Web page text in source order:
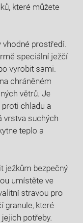
které můžete
prostředí.
speciální ježčí
vyrobit sami.
chráněném
větrů. Je
chladu a
vrstva suchých
teplo a
ježkům bezpečný
umístěte ve
stravou pro
granule, které
potřeby.